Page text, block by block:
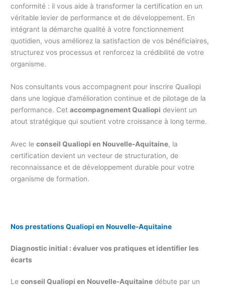
conformité : il vous aide à transformer la certification en un
véritable levier de performance et de développement. En
intégrant la démarche qualité à votre fonctionnement
quotidien, vous améliorez la satisfaction de vos bénéficiaires,
structurez vos processus et renforcez la crédibilité de votre
organisme.
Nos consultants vous accompagnent pour inscrire Qualiopi
dans une logique d’amélioration continue et de pilotage de la
performance. Cetaccompagnement Qualiopi devient un
atout stratégique qui soutient votre croissance à long terme.
Avec leconseil Qualiopi en Nouvelle-Aquitaine, la
certification devient un vecteur de structuration, de
reconnaissance et de développement durable pour votre
organisme de formation.
Nos prestations Qualiopien Nouvelle-Aquitaine
Diagnostic initial : évaluer vos pratiques et identifier les
écarts
Leconseil Qualiopi en Nouvelle-Aquitaine débute par un